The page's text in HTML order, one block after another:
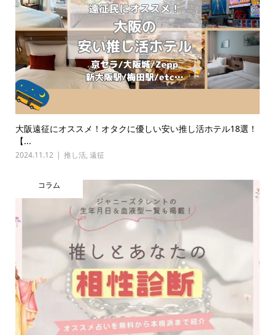
大阪遠征にオススメ！オタクに優しい安い推し活ホテル18選！
【...
2024.11.12 推し活, 遠征
コラム